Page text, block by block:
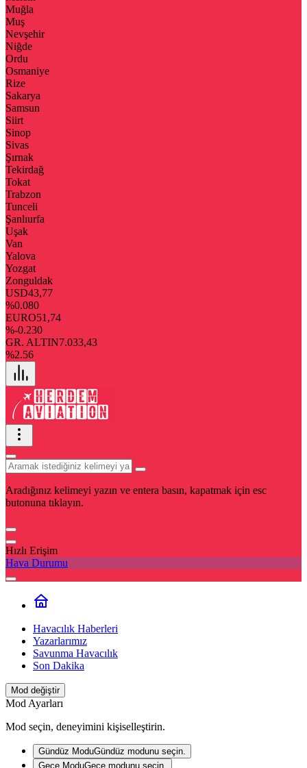
Muğla
Muş
Nevşehir
Niğde
Ordu
Osmaniye
Rize
Sakarya
Samsun
Siirt
Sinop
Sivas
Şırnak
Tekirdağ
Tokat
Trabzon
Tunceli
Şanlıurfa
Uşak
Van
Yalova
Yozgat
Zonguldak
USD43,77
%0.080
EURO51,74
%-0.230
GR. ALTIN7.033,43
%2.56
Aradığınız kelimeyi yazın ve entera basın, kapatmak için esc
butonuna tıklayın.
Hızlı Erişim
Hava Durumu
Havacılık Haberleri
Yazarlarımız
Savunma Havacılık
Son Dakika
Mod değiştir
Mod Ayarları
Mod seçin, deneyimini kişiselleştirin.
Gündüz ModuGündüz modunu seçin.
Gece ModuGece modunu seçin.